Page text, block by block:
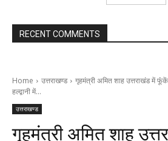
RECENT COMMENTS